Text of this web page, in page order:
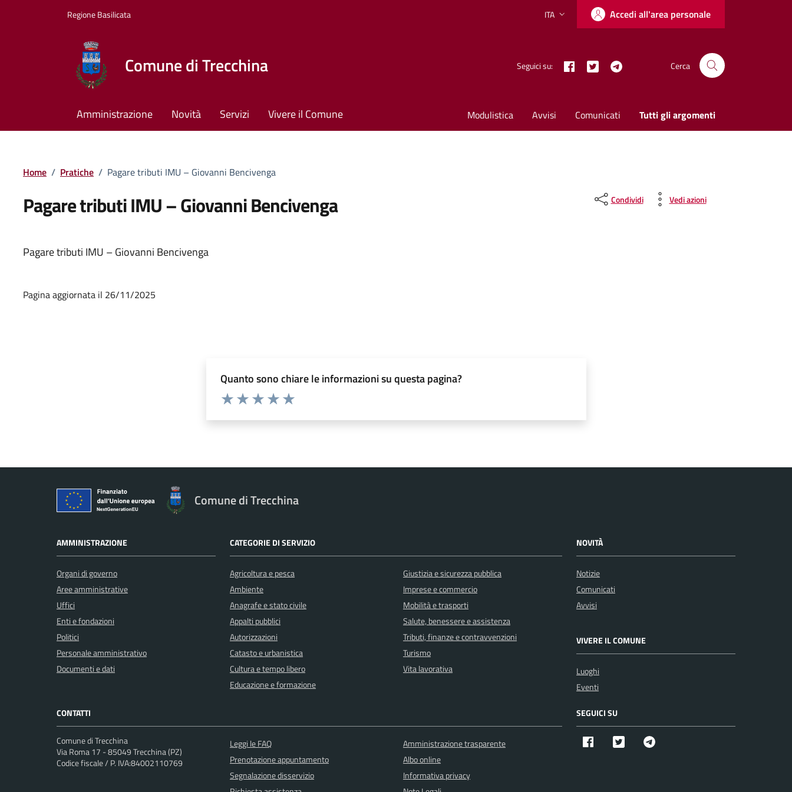
Regione Basilicata Lingua attiva:
ITA Accedi all'area personale
Comune di Trecchina Seguici su: FacebookTwitter X Cerca
Amministrazione Novità Servizi Vivere il Comune Modulistica Avvisi Comunicati Tutti gli argomenti
Home / Pratiche / Pagare tributi IMU – Giovanni Bencivenga
Pagare tributi IMU – Giovanni Bencivenga Condividi Vedi azioni
Pagare tributi IMU – Giovanni Bencivenga
Pagina aggiornata il 26/11/2025
Quanto sono chiare le informazioni su questa pagina?
Comune di Trecchina
AMMINISTRAZIONE
Organi di governo
Aree amministrative
Uffici
Enti e fondazioni
Politici
Personale amministrativo
Documenti e dati
CATEGORIE DI SERVIZIO
Agricoltura e pesca
Ambiente
Anagrafe e stato civile
Appalti pubblici
Autorizzazioni
Catasto e urbanistica
Cultura e tempo libero
Educazione e formazione
Giustizia e sicurezza pubblica
Imprese e commercio
Mobilità e trasporti
Salute, benessere e assistenza
Tributi, finanze e contravvenzioni
Turismo
Vita lavorativa
NOVITÀ
Notizie
Comunicati
Avvisi
VIVERE IL COMUNE
Luoghi
Eventi
CONTATTI
Comune di Trecchina
Via Roma 17 - 85049 Trecchina (PZ)
Codice fiscale / P. IVA:84002110769
Leggi le FAQ
Prenotazione appuntamento
Segnalazione disservizio
Amministrazione trasparente
Albo online
Informativa privacy
SEGUICI SU
Facebook Twitter X